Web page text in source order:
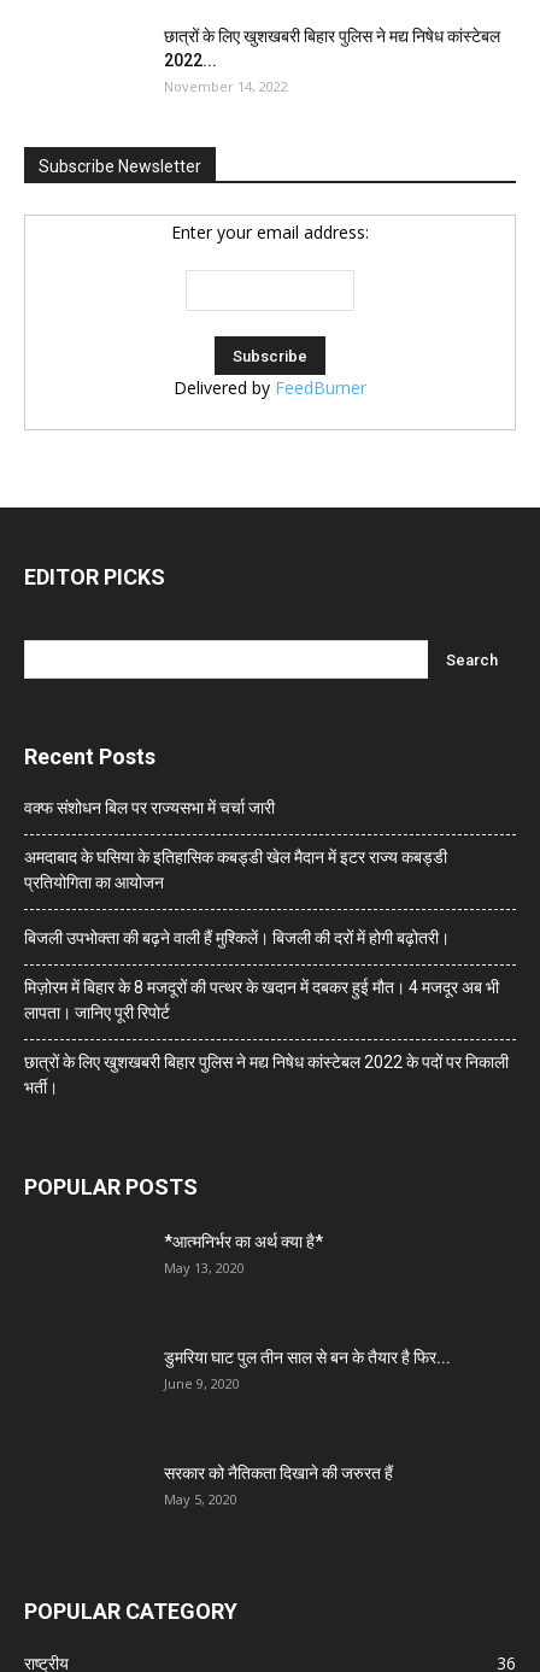
छात्रों के लिए खुशखबरी बिहार पुलिस ने मद्य निषेध कांस्टेबल
2022...
November 14, 2022
Subscribe Newsletter
Enter your email address:
Delivered by FeedBurner
EDITOR PICKS
Recent Posts
वक्फ संशोधन बिल पर राज्यसभा में चर्चा जारी
अमदाबाद के घसिया के इतिहासिक कबड्डी खेल मैदान में इटर राज्य कबड्डी
प्रतियोगिता का आयोजन
बिजली उपभोक्ता की बढ़ने वाली हैं मुश्किलें। बिजली की दरों में होगी बढ़ोतरी।
मिज़ोरम में बिहार के 8 मजदूरों की पत्थर के खदान में दबकर हुई मौत। 4 मजदूर अब भी
लापता। जानिए पूरी रिपोर्ट
छात्रों के लिए खुशखबरी बिहार पुलिस ने मद्य निषेध कांस्टेबल 2022 के पदों पर निकाली
भर्ती।
POPULAR POSTS
*आत्मनिर्भर का अर्थ क्या है*
May 13, 2020
डुमरिया घाट पुल तीन साल से बन के तैयार है फिर...
June 9, 2020
सरकार को नैतिकता दिखाने की जरुरत हैं
May 5, 2020
POPULAR CATEGORY
राष्ट्रीय
36